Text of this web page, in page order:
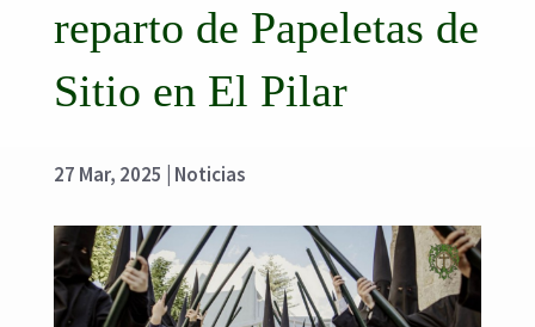
reparto de Papeletas de
Sitio en El Pilar
27 Mar, 2025 Noticias